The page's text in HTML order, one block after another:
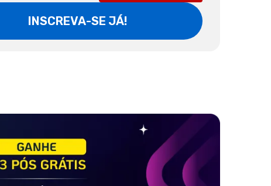
INSCREVA-SE JÁ!